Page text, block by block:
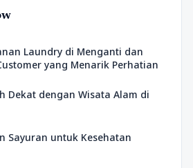
Laundry di Menganti dan
yang Menarik Perhatian
Dekat dengan Wisata Alam di
Sayuran untuk Kesehatan